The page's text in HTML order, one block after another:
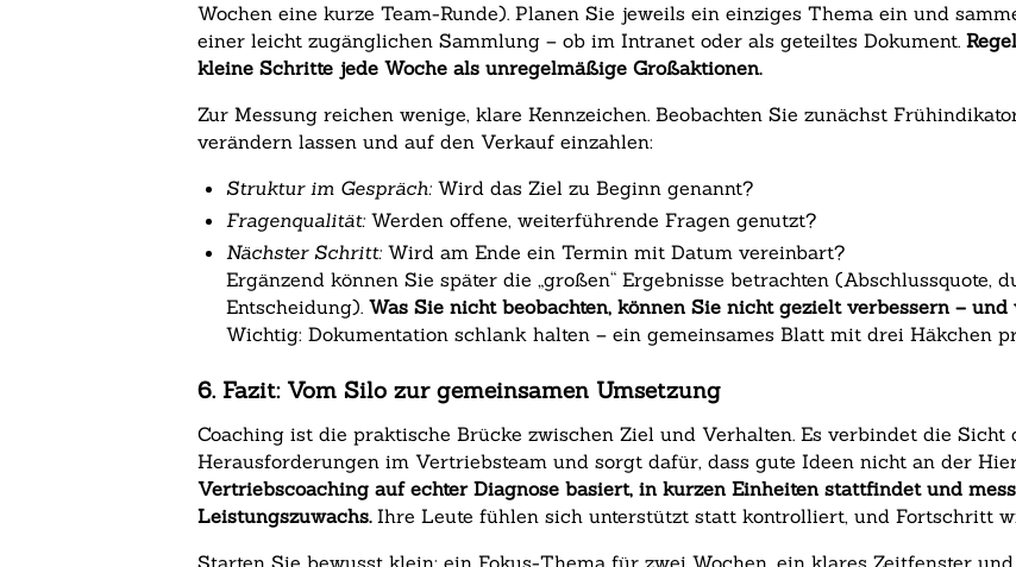
Wochen eine kurze Team-Runde). Planen Sie jeweils ein einziges Thema ein und
einer leicht zugänglichen Sammlung – ob im Intranet oder als geteiltes Dokument.
kleine Schritte jede Woche als unregelmäßige Großaktionen.
Zur Messung reichen wenige, klare Kennzeichen. Beobachten Sie zunächst
verändern lassen und auf den Verkauf einzahlen:
Struktur im Gespräch: Wird das Ziel zu Beginn genannt?
Fragenqualität: Werden offene, weiterführende Fragen genutzt?
Nächster Schritt: Wird am Ende ein Termin mit Datum vereinbart?
Ergänzend können Sie später die „großen“ Ergebnisse betrachten (Abschlussquote,
Entscheidung).Was Sie nicht beobachten, können Sie nicht gezielt verbessern –
Wichtig: Dokumentation schlank halten – ein gemeinsames Blatt mit drei Häkchen
6. Fazit: Vom Silo zur gemeinsamen Umsetzung
Coaching ist die praktische Brücke zwischen Ziel und Verhalten. Es verbindet die
Herausforderungen im Vertriebsteam und sorgt dafür, dass gute Ideen nicht an der
Vertriebscoaching auf echter Diagnose basiert, in kurzen Einheiten stattfindet und
Leistungszuwachs.Ihre Leute fühlen sich unterstützt statt kontrolliert, und Fortschritt